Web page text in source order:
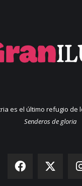
es el último refugio de
Senderos de gloria